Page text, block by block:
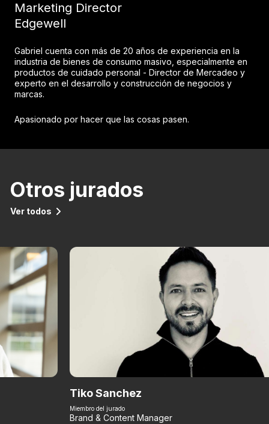
Marketing Director
Edgewell
Gabriel cuenta con más de 20 años de experiencia en la
industria de bienes de consumo masivo, especialmente en
productos de cuidado personal - Director de Mercadeo y
experto en el desarrollo y construcción de negocios y
marcas.
Apasionado por hacer que las cosas pasen.
Otros jurados
Ver todos
Tiko Sanchez
Miembro del jurado
Brand & Content Manager